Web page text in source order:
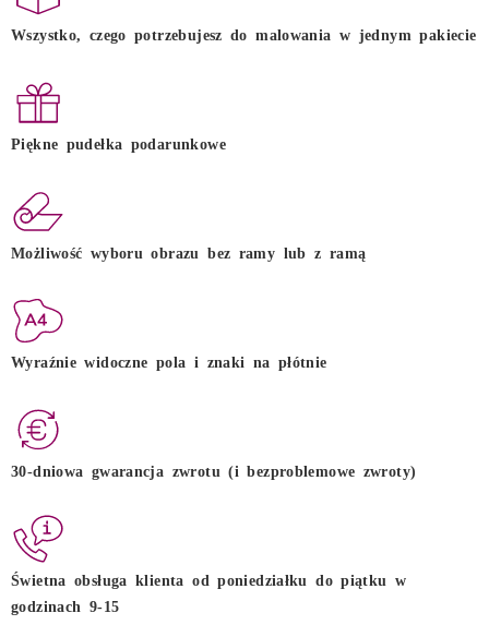
Wszystko, czego potrzebujesz do malowania w jednym pakiecie
Piękne pudełka podarunkowe
Możliwość wyboru obrazu bez ramy lub z ramą
Wyraźnie widoczne pola i znaki na płótnie
30-dniowa gwarancja zwrotu (i bezproblemowe zwroty)
Świetna obsługa klienta od poniedziałku do piątku w
godzinach 9-15